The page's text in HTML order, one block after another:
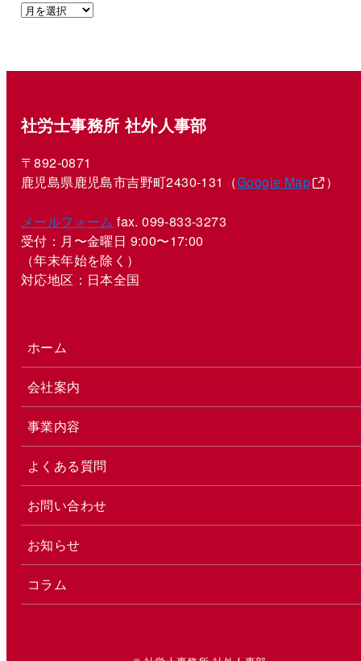
社労士事務所 社外人事部
〒892-0871
鹿児島県鹿児島市吉野町2430-131（Google Map ）
メールフォーム fax. 099-833-3273
受付：月〜金曜日 9:00〜17:00
（年末年始を除く）
対応地区：日本全国
ホーム
会社案内
事業内容
よくある質問
お問い合わせ
お知らせ
コラム